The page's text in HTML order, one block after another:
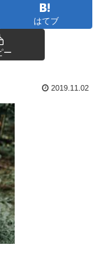
はてブ
ー
2019.11.02